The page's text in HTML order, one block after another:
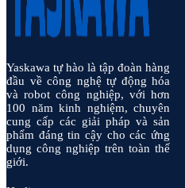
Yaskawa tự hào là tập đoàn hàng
đầu về công nghệ tự động hóa
và robot công nghiệp, với hơn
100 năm kinh nghiệm, chuyên
cung cấp các giải pháp và sản
phẩm đáng tin cậy cho các ứng
dụng công nghiệp trên toàn thế
giới.